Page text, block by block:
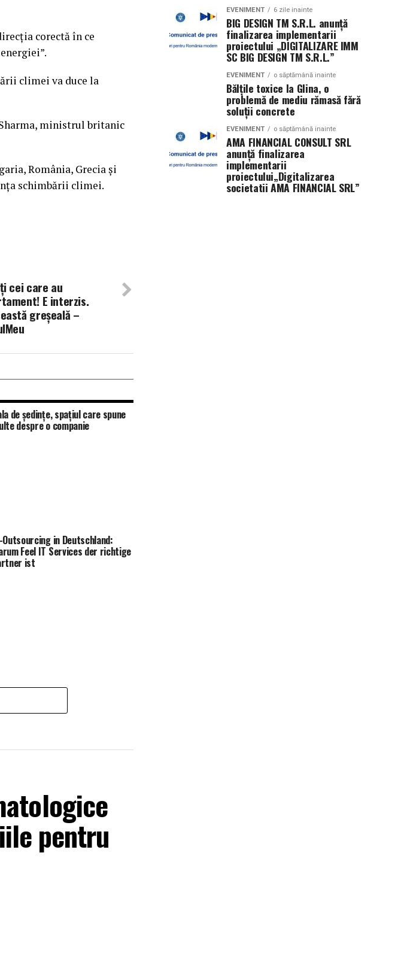
corectă în ce
climei va duce la
ministrul britanic
România, Grecia și
schimbării climei.
cei care au
E interzis.
greșeală –
de ședințe, spațiul care spune
despre o companie
Outsourcing in Deutschland:
Feel IT Services der richtige
ist
pentru
EVENIMENT 6 zile inainte
BIG DESIGN TM S.R.L. anunţă
finalizarea implementarii
proiectului „DIGITALIZARE IMM
SC BIG DESIGN TM S.R.L.”
EVENIMENT o săptămână inainte
Bălțile toxice la Glina, o
problemă de mediu rămasă fără
soluții concrete
EVENIMENT o săptămână inainte
AMA FINANCIAL CONSULT SRL
anunţă finalizarea
implementarii
proiectului„Digitalizarea
societatii AMA FINANCIAL SRL”